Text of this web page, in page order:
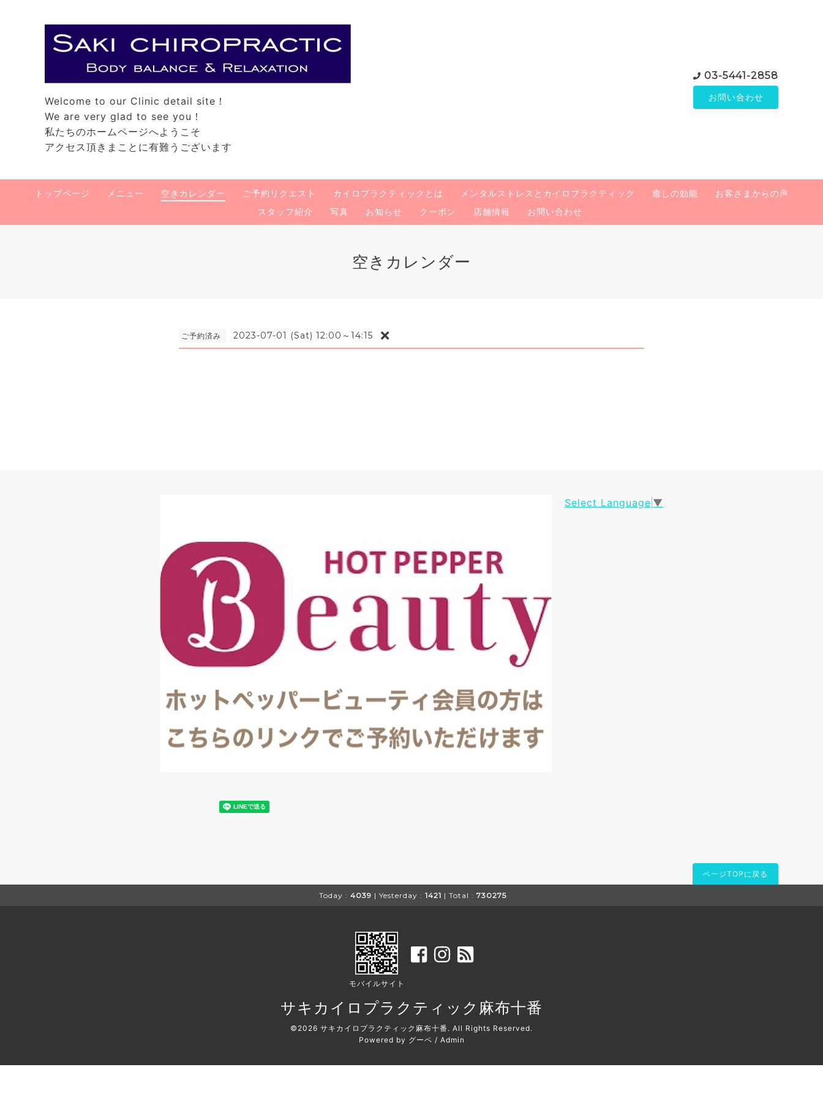
Welcome to our Clinic detail site！
We are very glad to see you！
私たちのホームページへようこそ
アクセス頂きまことに有難うございます
03-5441-2858
お問い合わせ
トップページ メニュー 空きカレンダー ご予約リクエスト カイロプラクティックとは メンタルストレスとカイロプラクティック 癒しの効能
お客さまからの声
スタッフ紹介
写真 お知らせ クーポン 店舗情報 お問い合わせ
空きカレンダー
ご予約済み 2023-07-01 (Sat) 12:00～14:15 ❌
Select Language ▼
ページTOPに戻る
Today : 4039 | Yesterday : 1421 | Total : 730275
モバイルサイト
サキカイロプラクティック麻布十番
©2026 サキカイロプラクティック麻布十番 . All Rights Reserved.
Powered by グーペ / Admin